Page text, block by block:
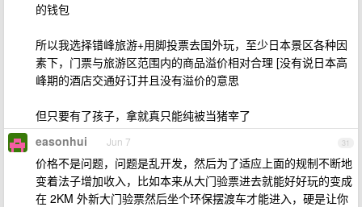
的钱包
所以我选择错峰旅游+用脚投票去国外玩，至少日本景区各种因
素下，门票与旅游区范围内的商品溢价相对合理 [没有说日本高
峰期的酒店交通好订并且没有溢价的意思
但只要有了孩子，拿就真只能纯被当猪宰了
31
easonhui Jun 7
价格不是问题，问题是乱开发，然后为了适应上面的规制不断地
变着法子增加收入，比如本来从大门验票进去就能好好玩的变成
在 2KM 外新大门验票然后坐个环保摆渡车才能进入，硬是让你